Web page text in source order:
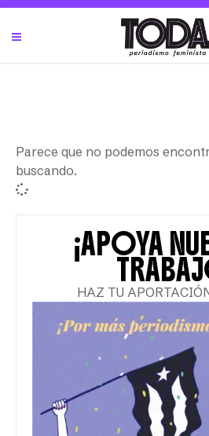
Parece que no podemos
buscando.
¡APOYA
HAZ TU